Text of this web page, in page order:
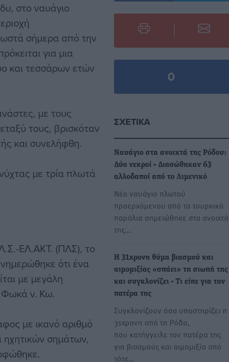
στο ναυάγιο
σήμερα από την
για μια
και τεσσάρων ετών
με τους
τους, βρισκόταν
και συνελήφθη.
με τρία πλωτά
ΕΛ.ΑΚΤ. (ΠΛΣ), το
ότι ένα
με μεγάλη
Φωκά ν. Κω.
με ικανό αριθμό
ηχητικών σημάτων,
0
ΣΧΕΤΙΚΆ
Ναυάγιο στα ανοιχτά της Ρόδου:
Δύο νεκροί - Διασώθηκαν 63
αλλοδαποί από το Λιμενικό
Νέο ναυάγιο πλωτού
προερχόμενου από τα τουρκικά
παράλια σημειώθηκε στα ανοιχτά
της…
Η 31χρονη θύμα βιασμού και
αιμομιξίας «σπάει» τη σιωπή της
και συγκλονίζει - Τι είπε για τον
πατέρα της
Συγκλονίζουν όσα υποστηρίζει η
31χρονη από τη Ρόδο,
που κατήγγειλε τον πατέρα της
για βιασμούς και αιμομιξία από
τότε…